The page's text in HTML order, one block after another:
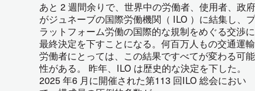
あと 2 週間余りで、世界中の労働者、使用者、政府
がジュネーブの国際労働機関（ ILO ）に結集し、プ
ラットフォーム労働の国際的な規制をめぐる交渉に
最終決定を下すことになる。何百万人もの交通運輸
労働者にとっては、この結果ですべてが変わる可能
性がある。 昨年、ILO は歴史的な決定を下した。
2025 年6 月に開催された第113 回ILO 総会におい